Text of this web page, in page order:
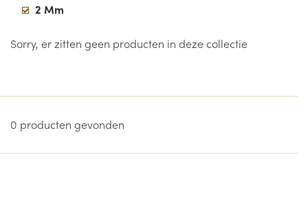
2 Mm
Sorry, er zitten geen producten in deze collectie
0 producten gevonden